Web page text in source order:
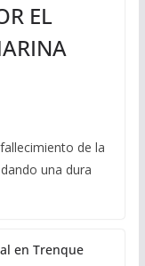
EL
de la
una dura
en Trenque